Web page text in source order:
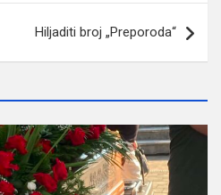
Hiljaditi broj „Preporoda“